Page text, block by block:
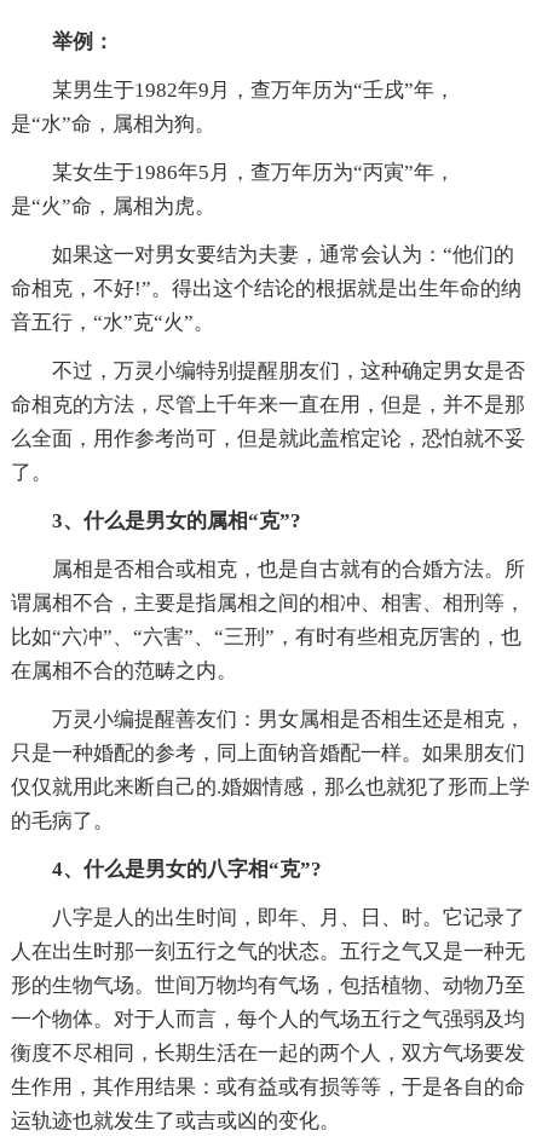
举例：
某男生于1982年9月，查万年历为“壬戌”年，
是“水”命，属相为狗。
某女生于1986年5月，查万年历为“丙寅”年，
是“火”命，属相为虎。
如果这一对男女要结为夫妻，通常会认为：“他们的
命相克，不好!”。得出这个结论的根据就是出生年命的纳
音五行，“水”克“火”。
不过，万灵小编特别提醒朋友们，这种确定男女是否
命相克的方法，尽管上千年来一直在用，但是，并不是那
么全面，用作参考尚可，但是就此盖棺定论，恐怕就不妥
了。
3、什么是男女的属相“克”?
属相是否相合或相克，也是自古就有的合婚方法。所
谓属相不合，主要是指属相之间的相冲、相害、相刑等，
比如“六冲”、“六害”、“三刑”，有时有些相克厉害的，也
在属相不合的范畴之内。
万灵小编提醒善友们：男女属相是否相生还是相克，
只是一种婚配的参考，同上面钠音婚配一样。如果朋友们
仅仅就用此来断自己的.婚姻情感，那么也就犯了形而上学
的毛病了。
4、什么是男女的八字相“克”?
八字是人的出生时间，即年、月、日、时。它记录了
人在出生时那一刻五行之气的状态。五行之气又是一种无
形的生物气场。世间万物均有气场，包括植物、动物乃至
一个物体。对于人而言，每个人的气场五行之气强弱及均
衡度不尽相同，长期生活在一起的两个人，双方气场要发
生作用，其作用结果：或有益或有损等等，于是各自的命
运轨迹也就发生了或吉或凶的变化。